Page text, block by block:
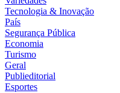
Tecnologia & Inovação
País
Segurança Pública
Economia
Turismo
Geral
Publieditorial
Esportes